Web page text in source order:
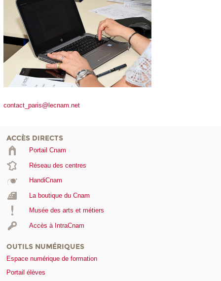
contact_paris@lecnam.net
ACCÈS DIRECTS
Portail Cnam
Réseau des centres
HandiCnam
La boutique du Cnam
Musée des arts et métiers
Accès à IntraCnam
OUTILS NUMÉRIQUES
Espace numérique de formation
Portail élèves